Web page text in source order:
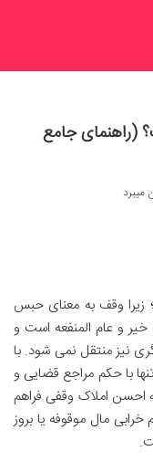
(راهنمای جامع
وقف به معنای حبس
و عام المنفعه است و
نیز منتقل نمی شود. با
با حکم مراجع قضایی و
احسن املاک وقفی فراهم
مال موقوفه یا بروز